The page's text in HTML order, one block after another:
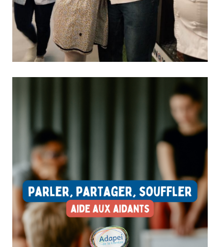
Il y a quelques semaines, une sortie à l’Ép!kurium a permis de
partager un moment à la fois convivial, sensoriel et plein de
découvertes.Échanger, goûter, découvrir… Autant de moments
simples qui créent du lien et permettent de vivre des
expériences différentes,...